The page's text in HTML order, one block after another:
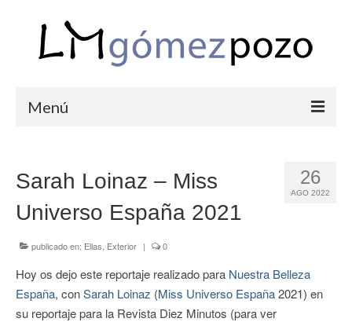
Menú
BODAS
COMUNIONES
CORPORATIVAS
SEMANA SANTA
BLOG
26
AGO 2022
Sarah Loinaz – Miss
Universo España 2021
publicado en: Ellas Exterior | 0
Hoy os dejo este reportaje realizado para Nuestra Belleza
España, conSarah Loinaz (Miss Universo España2021) en
su reportaje para la Revista Diez Minutos (para ver